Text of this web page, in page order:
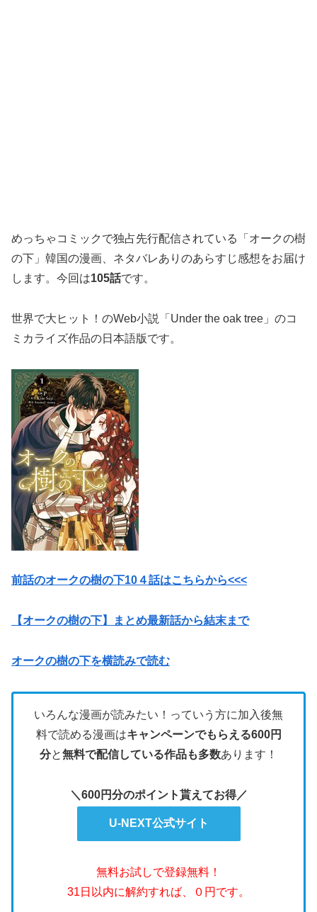
めっちゃコミックで独占先行配信されている「オークの樹
の下」韓国の漫画、ネタバレありのあらすじ感想をお届け
します。今回は105話です。
世界で大ヒット！のWeb小説「Under the oak tree」のコ
ミカライズ作品の日本語版です。
前話のオークの樹の下10４話はこちらから<<<
【オークの樹の下】まとめ最新話から結末まで
オークの樹の下を横読みで読む
いろんな漫画が読みたい！っていう方に加入後無
料で読める漫画はキャンペーンでもらえる600円
分と無料で配信している作品も多数あります！
＼600円分のポイント貰えてお得／
U-NEXT公式サイト
無料お試しで登録無料！
31日以内に解約すれば、０円です。